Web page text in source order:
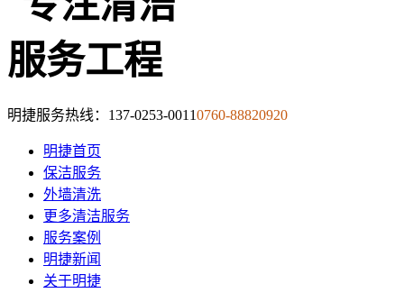
明捷服务热线： 137-0253-00110760-88820920
明捷首页
保洁服务
外墙清洗
更多清洁服务
服务案例
明捷新闻
关于明捷